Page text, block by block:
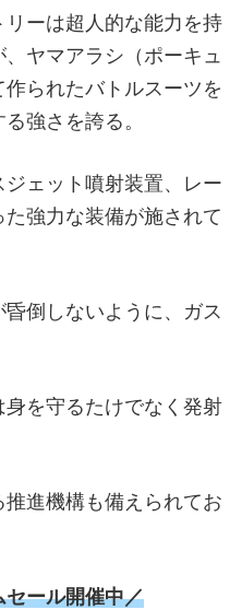
ーは超人的な能力を持
ヤマアラシ（ポーキュ
られたバトルスーツを
強さを誇る。
ェット噴射装置、レー
強力な装備が施されて
倒しないように、ガス
を守るたけでなく発射
進機構も備えられてお
ール開催中／